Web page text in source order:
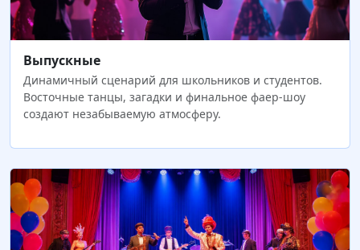
Выпускные
Динамичный сценарий для школьников и студентов.
Восточные танцы, загадки и финальное фаер-шоу
создают незабываемую атмосферу.